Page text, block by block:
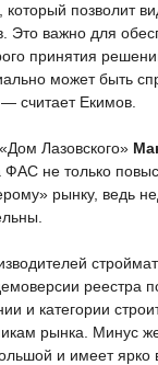
позволит
Это важно для
принятия
может быть
считает Екимов.
Лазовского»
не только
рынку, ведь
реестра
и категории
рынка. Минус
и имеет